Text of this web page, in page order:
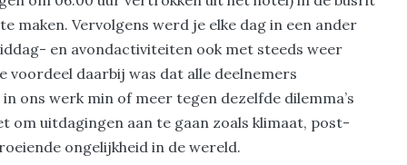
maken. Vervolgens werd je elke dag in een ander
en avondactiviteiten ook met steeds weer
voordeel daarbij was dat alle deelnemers
ons werk min of meer tegen dezelfde dilemma’s
om uitdagingen aan te gaan zoals klimaat, post-
ongelijkheid in de wereld.